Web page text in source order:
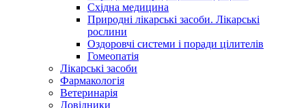
Східна медицина
Природні лікарські засоби. Лікарські
рослини
Оздоровчі системи і поради цілителів
Гомеопатія
Лікарські засоби
Фармакологія
Ветеринарія
Довідники